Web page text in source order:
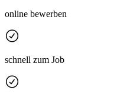
online bewerben
schnell zum Job